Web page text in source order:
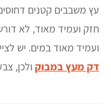
עץ משבבים קטנים
חזק ועמיד מאוד, לא
ועמיד מאוד במים. יש
דק מעץ במבוק ולכן,